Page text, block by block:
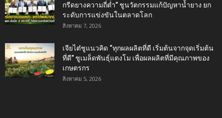
กรีดยางความถี่ต่ำ” ชูนวัตกรรมแก้ปัญหาน้ำยาง ยก
ระดับการแข่งขันในตลาดโลก
สิงหาคม 7, 2026
เจียไต๋ชูแนวคิด “ทุกผลผลิตที่ดี เริ่มต้นจากจุดเริ่มต้น
ที่ดี” ชูเมล็ดพันธุ์แตงโม เพื่อผลผลิตที่มีคุณภาพของ
เกษตรกร
สิงหาคม 5, 2026